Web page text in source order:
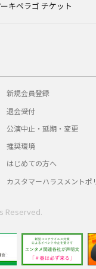
キペラゴ チケット
新規会員登録
退会受付
公演中止・延期・変更
推奨環境
はじめての方へ
カスタマーハラスメントポ
Reserved.